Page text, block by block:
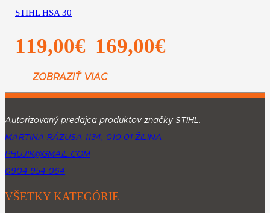
STIHL HSA 30
119,00€ – 169,00€
ZOBRAZIŤ VIAC
Autorizovaný predajca produktov značky STIHL.
MARTINA RÁZUSA 1134, 010 01 ŽILINA
PHUJIK@GMAIL.COM
0904 954 064
VŠETKY KATEGÓRIE